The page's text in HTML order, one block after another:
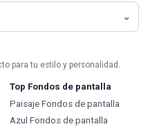
para tu estilo y personalidad.
Top Fondos de pantalla
Paisaje Fondos de pantalla
Azul Fondos de pantalla